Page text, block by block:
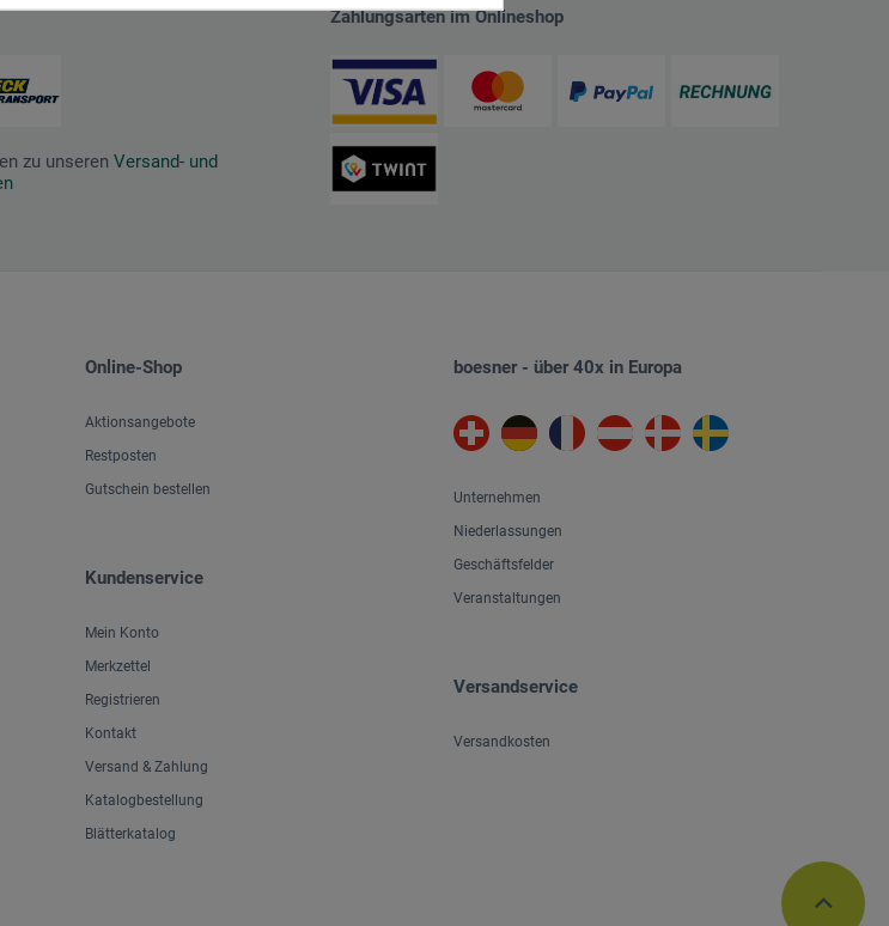
zu unseren Versand- und
Zahlungsarten im Onlineshop
Online-Shop
Aktionsangebote
Restposten
Gutschein bestellen
Kundenservice
Mein Konto
Merkzettel
Registrieren
Kontakt
Versand & Zahlung
Katalogbestellung
Blätterkatalog
boesner - über 40x in Europa
Unternehmen
Niederlassungen
Geschäftsfelder
Veranstaltungen
Versandservice
Versandkosten